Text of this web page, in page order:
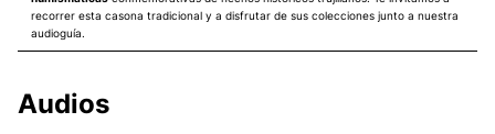
recorrer esta casona tradicional y a disfrutar de sus colecciones junto a nuestra
audioguía.
Audios